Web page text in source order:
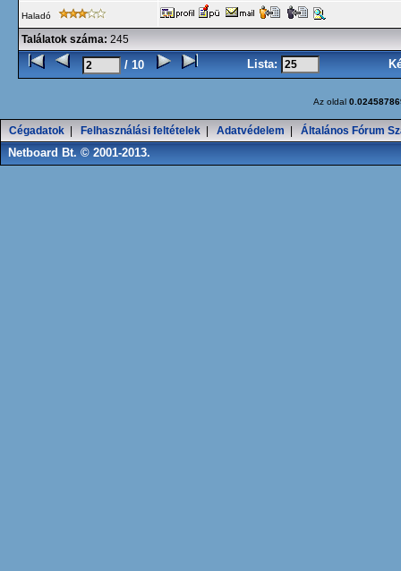
Haladó
Találatok száma: 245
/ 10 Lista:
Az oldal
Cégadatok Felhasználási feltételek Adatvédelem Általános Fórum
Netboard Bt. © 2001-2013.